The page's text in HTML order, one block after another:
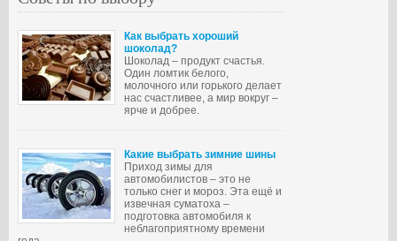
Как выбрать хороший
шоколад?
Шоколад – продукт счастья.
Один ломтик белого,
молочного или горького делает
нас счастливее, а мир вокруг –
ярче и добрее.
Какие выбрать зимние шины
Приход зимы для
автомобилистов – это не
только снег и мороз. Эта ещё и
извечная суматоха –
подготовка автомобиля к
неблагоприятному времени